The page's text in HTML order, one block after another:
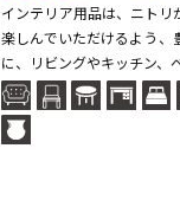
インテリア用品は、ニトリ
楽しんでいただけるよう、
に、リビングやキッチン、